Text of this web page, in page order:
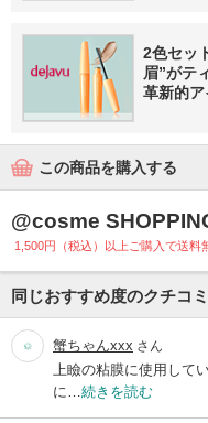
2色セッ
眉”がテ
革新的
この商品を購入する
@cosme
1,500円（税込）以上ご購入で送料
同じおすすめ度のクチコミ
蟹ちゃんxxx さん
上瞼の粘膜に使用して
に… 続きを読む